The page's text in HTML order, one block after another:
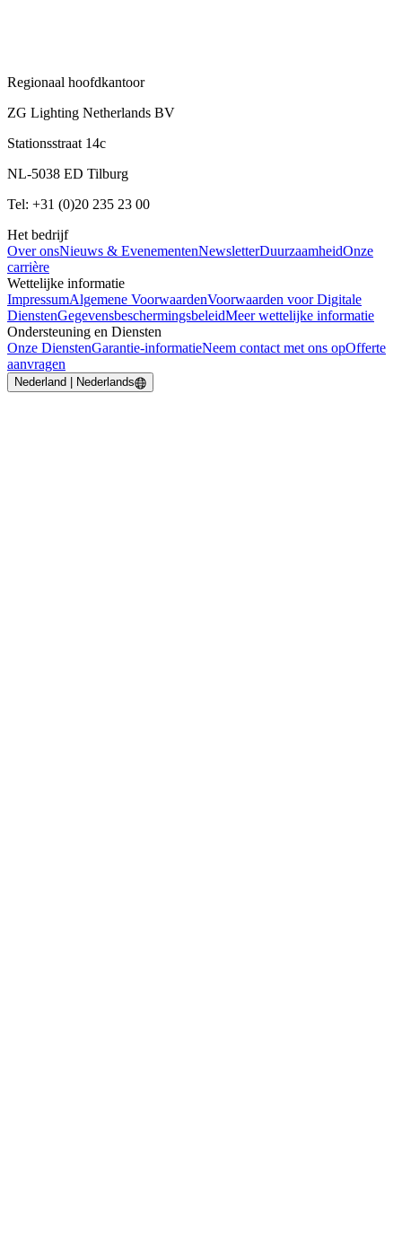
Regionaal hoofdkantoor
ZG Lighting Netherlands BV
Stationsstraat 14c
NL-5038 ED Tilburg
Tel: +31 (0)20 235 23 00
Het bedrijf
Over onsNieuws & EvenementenNewsletterDuurzaamheidOnze
carrière
Wettelijke informatie
ImpressumAlgemene VoorwaardenVoorwaarden voor Digitale
DienstenGegevensbeschermingsbeleidMeer wettelijke informatie
Ondersteuning en Diensten
Onze DienstenGarantie-informatieNeem contact met ons opOfferte
aanvragen
Nederland | Nederlands